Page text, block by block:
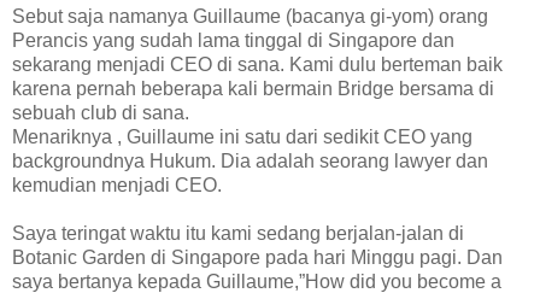
Sebut saja namanya Guillaume (bacanya gi-yom) orang
Perancis yang sudah lama tinggal di Singapore dan
sekarang menjadi CEO di sana. Kami dulu berteman baik
karena pernah beberapa kali bermain Bridge bersama di
sebuah club di sana.
Menariknya , Guillaume ini satu dari sedikit CEO yang
backgroundnya Hukum. Dia adalah seorang lawyer dan
kemudian menjadi CEO.
Saya teringat waktu itu kami sedang berjalan-jalan di
Botanic Garden di Singapore pada hari Minggu pagi. Dan
saya bertanya kepada Guillaume,”How did you become a